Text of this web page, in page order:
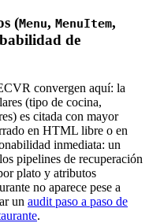
(Menu, MenuItem,
de
convergen aquí: la
(tipo de cocina,
es citada con mayor
en HTML libre o en
inmediata: un
pipelines de recuperación
plato y atributos
no aparece pese a
un audit paso a paso de
.